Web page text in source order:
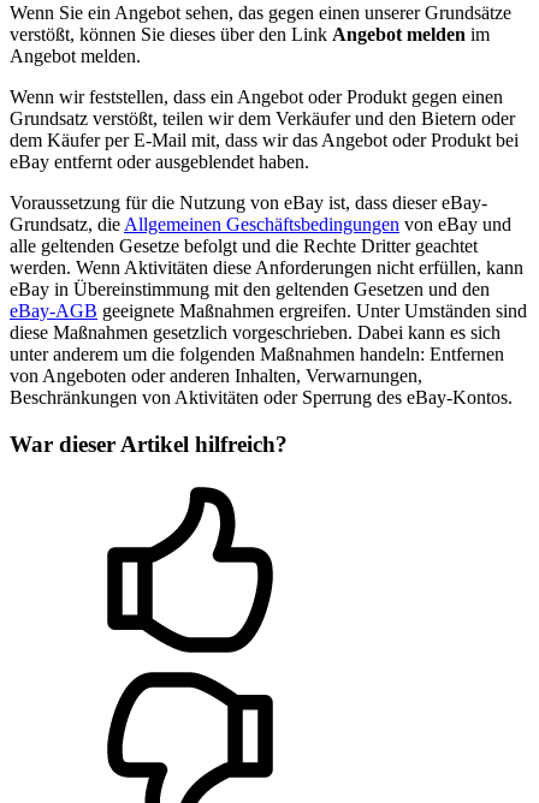
Wenn Sie ein Angebot sehen, das gegen einen unserer Grundsätze
verstößt, können Sie dieses über den Link Angebot melden im
Angebot melden.
Wenn wir feststellen, dass ein Angebot oder Produkt gegen einen
Grundsatz verstößt, teilen wir dem Verkäufer und den Bietern oder
dem Käufer per E-Mail mit, dass wir das Angebot oder Produkt bei
eBay entfernt oder ausgeblendet haben.
Voraussetzung für die Nutzung von eBay ist, dass dieser eBay-
Grundsatz, die Allgemeinen Geschäftsbedingungen von eBay und
alle geltenden Gesetze befolgt und die Rechte Dritter geachtet
werden. Wenn Aktivitäten diese Anforderungen nicht erfüllen, kann
eBay in Übereinstimmung mit den geltenden Gesetzen und den
eBay-AGB geeignete Maßnahmen ergreifen. Unter Umständen sind
diese Maßnahmen gesetzlich vorgeschrieben. Dabei kann es sich
unter anderem um die folgenden Maßnahmen handeln: Entfernen
von Angeboten oder anderen Inhalten, Verwarnungen,
Beschränkungen von Aktivitäten oder Sperrung des eBay-Kontos.
War dieser Artikel hilfreich?